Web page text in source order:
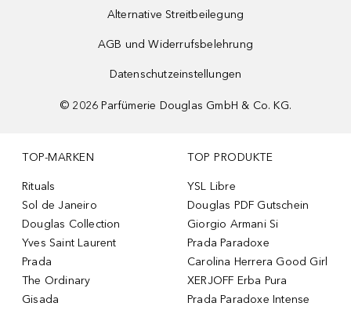
Alternative Streitbeilegung
AGB und Widerrufsbelehrung
Datenschutzeinstellungen
© 2026 Parfümerie Douglas GmbH & Co. KG.
TOP-MARKEN
Rituals
Sol de Janeiro
Douglas Collection
Yves Saint Laurent
Prada
The Ordinary
Gisada
TOP PRODUKTE
YSL Libre
Douglas PDF Gutschein
Giorgio Armani Si
Prada Paradoxe
Carolina Herrera Good Girl
XERJOFF Erba Pura
Prada Paradoxe Intense